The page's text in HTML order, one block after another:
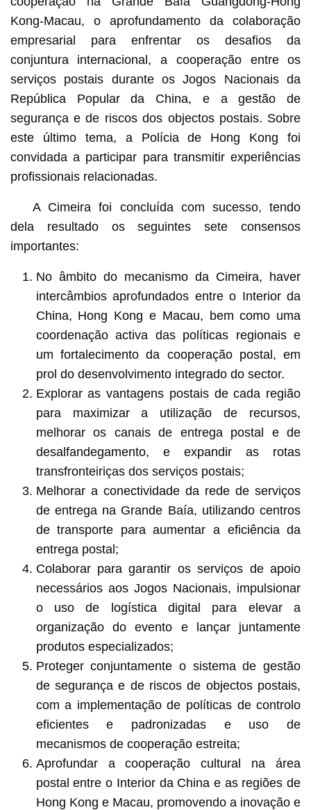
Kong-Macau, o aprofundamento da colaboração
empresarial para enfrentar os desafios da
conjuntura internacional, a cooperação entre os
serviços postais durante os Jogos Nacionais da
República Popular da China, e a gestão de
segurança e de riscos dos objectos postais. Sobre
este último tema, a Polícia de Hong Kong foi
convidada a participar para transmitir experiências
profissionais relacionadas.
A Cimeira foi concluída com sucesso, tendo
dela resultado os seguintes sete consensos
importantes:
No âmbito do mecanismo da Cimeira, haver
intercâmbios aprofundados entre o Interior da
China, Hong Kong e Macau, bem como uma
coordenação activa das políticas regionais e
um fortalecimento da cooperação postal, em
prol do desenvolvimento integrado do sector.
Explorar as vantagens postais de cada região
para maximizar a utilização de recursos,
melhorar os canais de entrega postal e de
desalfandegamento, e expandir as rotas
transfronteiriças dos serviços postais;
Melhorar a conectividade da rede de serviços
de entrega na Grande Baía, utilizando centros
de transporte para aumentar a eficiência da
entrega postal;
Colaborar para garantir os serviços de apoio
necessários aos Jogos Nacionais, impulsionar
o uso de logística digital para elevar a
organização do evento e lançar juntamente
produtos especializados;
Proteger conjuntamente o sistema de gestão
de segurança e de riscos de objectos postais,
com a implementação de políticas de controlo
eficientes e padronizadas e uso de
mecanismos de cooperação estreita;
Aprofundar a cooperação cultural na área
postal entre o Interior da China e as regiões de
Hong Kong e Macau, promovendo a inovação e